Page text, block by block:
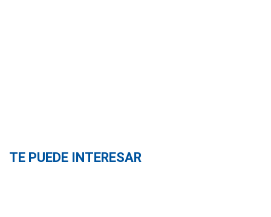
TE PUEDE INTERESAR